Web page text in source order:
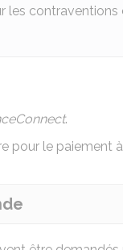
les contraventions
.
pour le paiement